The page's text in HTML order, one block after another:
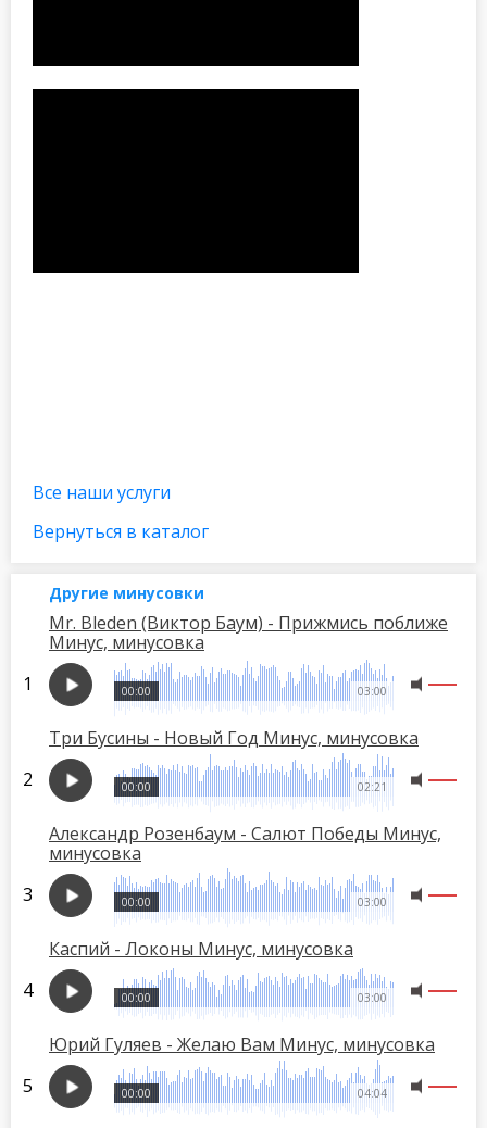
Все наши услуги
Вернуться в каталог
Другие минусовки
Mr. Bleden (Виктор Баум) - Прижмись поближе
Минус, минусовка
03:00
00:00
Три Бусины - Новый Год Минус, минусовка
02:21
00:00
Александр Розенбаум - Салют Победы Минус,
минусовка
03:00
00:00
Каспий - Локоны Минус, минусовка
03:00
00:00
Юрий Гуляев - Желаю Вам Минус, минусовка
04:04
00:00